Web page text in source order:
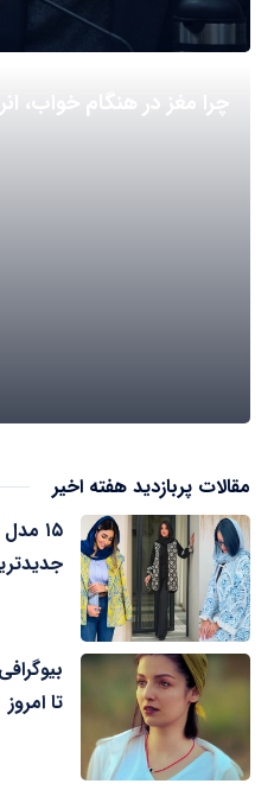
چرا مغز در هنگام خواب،
مقالات پربازدید هفته اخیر
تا امروز